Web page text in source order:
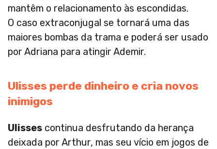
mantêm o relacionamento às escondidas.
O caso extraconjugal se tornará uma das
maiores bombas da trama e poderá ser usado
por Adriana para atingir Ademir.
Ulisses perde dinheiro e cria novos
inimigos
Ulisses continua desfrutando da herança
deixada por Arthur, mas seu vício em jogos de